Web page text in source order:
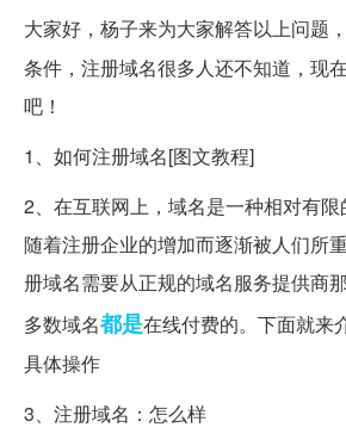
大家好，杨子来为大家解答以上问题
条件，注册域名很多人还不知道，现
吧！
1、如何注册域名[图文教程]
2、在互联网上，域名是一种相对有
随着注册企业的增加而逐渐被人们所
册域名需要从正规的域名服务提供商
多数域名都是在线付费的。下面就来
具体操作
3、注册域名：怎么样